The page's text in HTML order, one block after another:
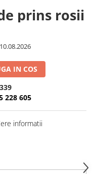
prins rosii
IN COS
228 605
informatii